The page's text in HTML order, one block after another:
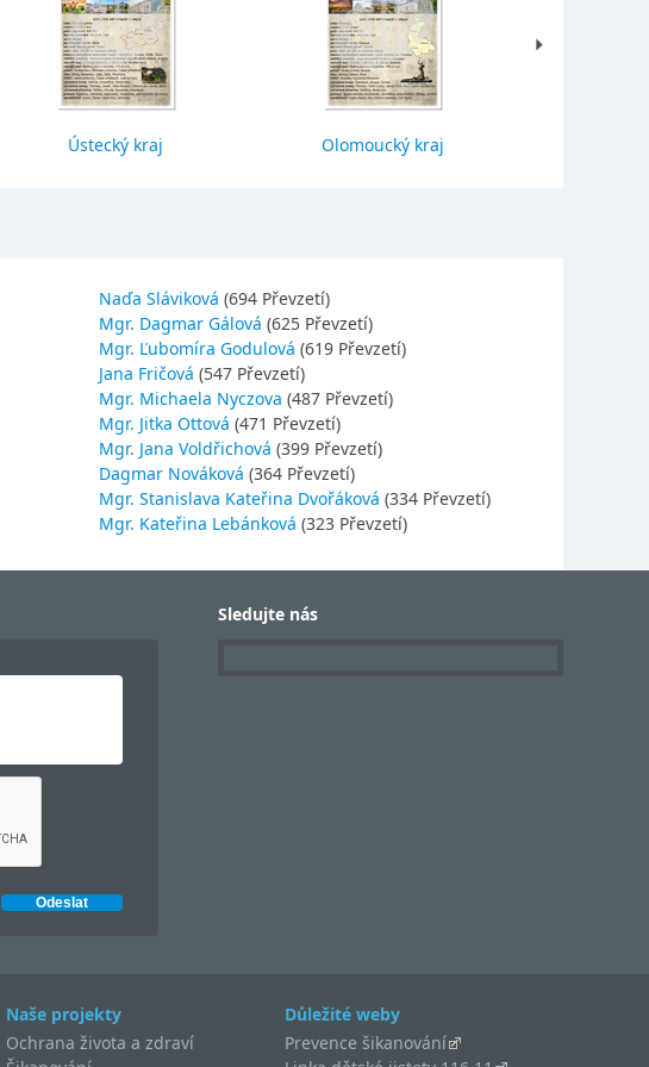
Ústecký kraj Olomoucký kraj
Naďa Sláviková (694 Převzetí)
Mgr. Dagmar Gálová (625 Převzetí)
Mgr. Ľubomíra Godulová (619 Převzetí)
Jana Fričová (547 Převzetí)
Mgr. Michaela Nyczova (487 Převzetí)
Mgr. Jitka Ottová (471 Převzetí)
Mgr. Jana Voldřichová (399 Převzetí)
Dagmar Nováková (364 Převzetí)
Mgr. Stanislava Kateřina Dvořáková (334 Převzetí)
Mgr. Kateřina Lebánková (323 Převzetí)
Sledujte nás
Naše projekty
Ochrana života a zdraví
Důležité weby
Prevence šikanování